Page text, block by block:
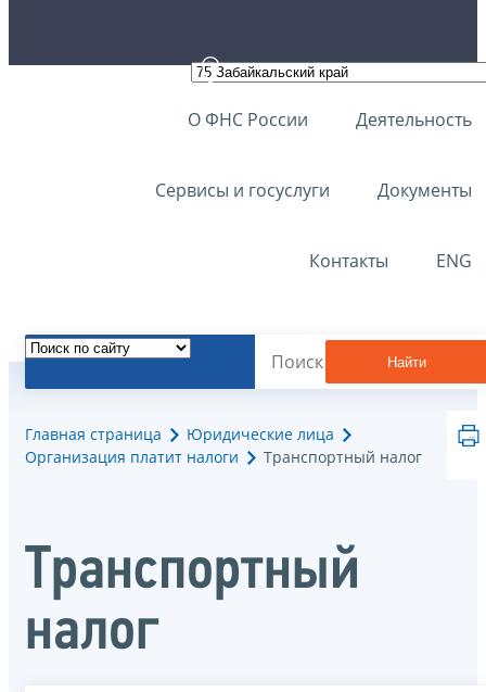
О ФНС России Деятельность
Сервисы и госуслуги Документы
Контакты ENG
Найти
Главная страница
Юридические лица
Организация платит налоги
Транспортный налог
Транспортный
налог